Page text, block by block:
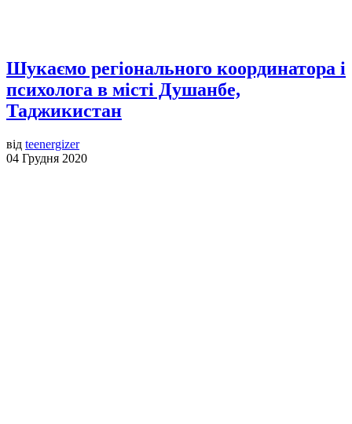
Шукаємо регіонального координатора і
психолога в місті Душанбе,
Таджикистан
від teenergizer
04 Грудня 2020